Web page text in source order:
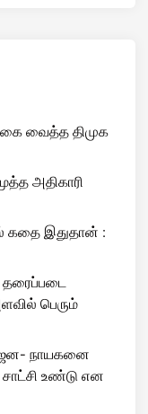
கை வைத்த திமுக
அதிகாரி
கதை இதுதான் :
பெரும்
ஜன- நாயகனை
உண்டு என